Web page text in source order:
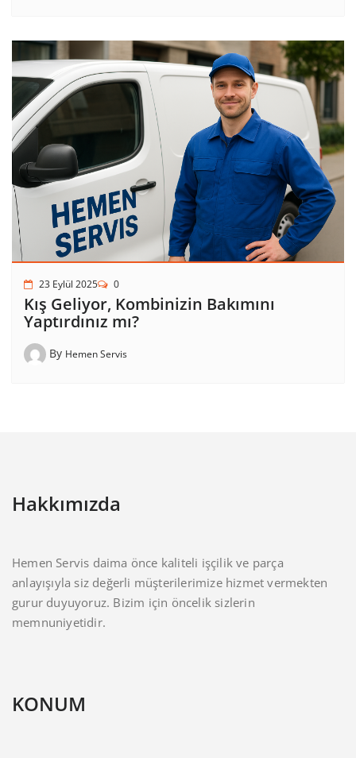
23 Eylül 2025 0
Kış Geliyor, Kombinizin Bakımını
Yaptırdınız mı?
By Hemen Servis
Hakkımızda
Hemen Servis daima önce kaliteli işçilik ve parça
anlayışıyla siz değerli müşterilerimize hizmet vermekten
gurur duyuyoruz. Bizim için öncelik sizlerin
memnuniyetidir.
KONUM